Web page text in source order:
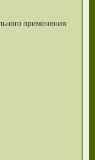
применения